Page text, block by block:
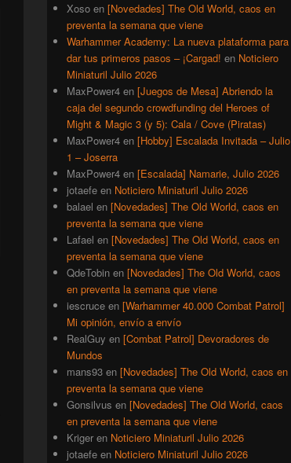
Xoso en [Novedades] The Old World, caos en
preventa la semana que viene
Warhammer Academy: La nueva plataforma para
dar tus primeros pasos – ¡Cargad! en Noticiero
Miniaturil Julio 2026
MaxPower4 en [Juegos de Mesa] Abriendo la
caja del segundo crowdfunding del Heroes of
Might & Magic 3 (y 5): Cala / Cove (Piratas)
MaxPower4 en [Hobby] Escalada Invitada – Julio
1 – Joserra
MaxPower4 en [Escalada] Namarie, Julio 2026
jotaefe en Noticiero Miniaturil Julio 2026
balael en [Novedades] The Old World, caos en
preventa la semana que viene
Lafael en [Novedades] The Old World, caos en
preventa la semana que viene
QdeTobin en [Novedades] The Old World, caos
en preventa la semana que viene
iescruce en [Warhammer 40.000 Combat Patrol]
Mi opinión, envío a envío
RealGuy en [Combat Patrol] Devoradores de
Mundos
mans93 en [Novedades] The Old World, caos en
preventa la semana que viene
Gonsilvus en [Novedades] The Old World, caos
en preventa la semana que viene
Kriger en Noticiero Miniaturil Julio 2026
jotaefe en Noticiero Miniaturil Julio 2026